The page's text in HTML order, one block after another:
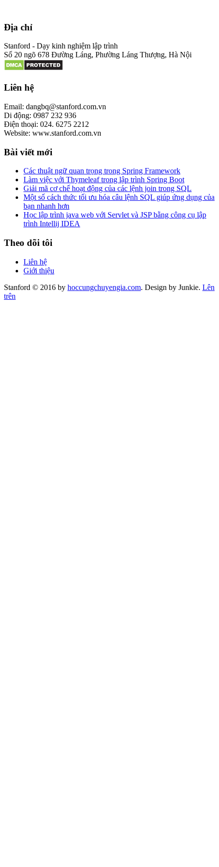
Địa chỉ
Stanford - Dạy kinh nghiệm lập trình
Số 20 ngõ 678 Đường Láng, Phường Láng Thượng, Hà Nội
Liên hệ
Email: dangbq@stanford.com.vn
Di động: 0987 232 936
Điện thoại: 024. 6275 2212
Website: www.stanford.com.vn
Bài viết mới
Các thuật ngữ quan trọng trong Spring Framework
Làm việc với Thymeleaf trong lập trình Spring Boot
Giải mã cơ chế hoạt động của các lệnh join trong SQL
Một số cách thức tối ưu hóa câu lệnh SQL giúp ứng dụng của
bạn nhanh hơn
Học lập trình java web với Servlet và JSP bằng công cụ lập
trình Intellij IDEA
Theo dõi tôi
Liên hệ
Giới thiệu
Stanford © 2016 by hoccungchuyengia.com. Design by Junkie. Lên
trên